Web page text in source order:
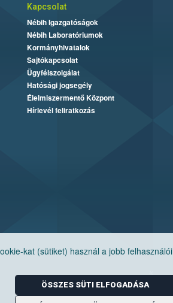
kat (sütiket) használ a jobb felhasználói
ÖSSZES SÜTI ELFOGADÁSA
Kapcsolat
Nébih Igazgatóságok
Nébih Laboratóriumok
Kormányhivatalok
Sajtókapcsolat
Ügyfélszolgálat
Hatósági jogsegély
Élelmiszermentő Központ
Hírlevél feliratkozás